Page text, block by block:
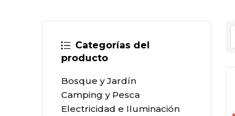
Categorías del
producto
Bosque y Jardín
Camping y Pesca
Electricidad e Iluminación